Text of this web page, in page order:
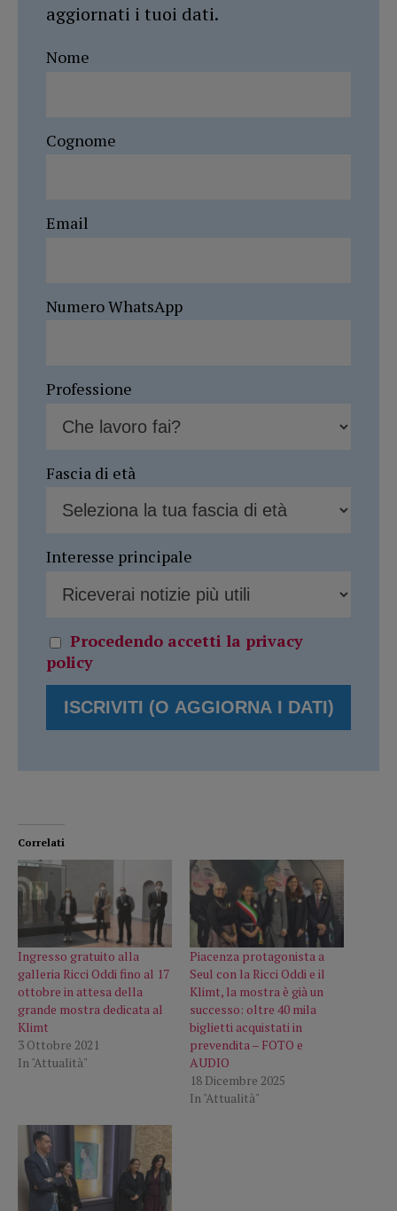
aggiornati i tuoi dati.
Nome
Cognome
Email
Numero WhatsApp
Professione
Fascia di età
Interesse principale
Procedendo accetti la privacy
policy
Correlati
Ingresso gratuito alla
galleria Ricci Oddi fino al 17
ottobre in attesa della
grande mostra dedicata al
Klimt
3 Ottobre 2021
In "Attualità"
Piacenza protagonista a
Seul con la Ricci Oddi e il
Klimt, la mostra è già un
successo: oltre 40 mila
biglietti acquistati in
prevendita – FOTO e
AUDIO
18 Dicembre 2025
In "Attualità"